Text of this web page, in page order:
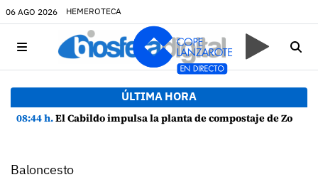
06 AGO 2026 HEMEROTECA
ÚLTIMA HORA
08:44 h.El Cabildo impulsa la planta de compostaje de Zonzamas para tratar 4.375 toneladas de biorresiduos
Baloncesto